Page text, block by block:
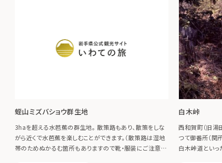
蛭山ミズバショウ群生地
3haを超える水芭蕉の群生地。 散策路もあり、散策をしな
がら近くで水芭蕉を楽しむことができます。（散策路は湿地
帯のためぬかるむ箇所もありますので靴・服装にご注意く
白木峠
西和賀町（旧湯
つて御番所（関
白木峠道といっ